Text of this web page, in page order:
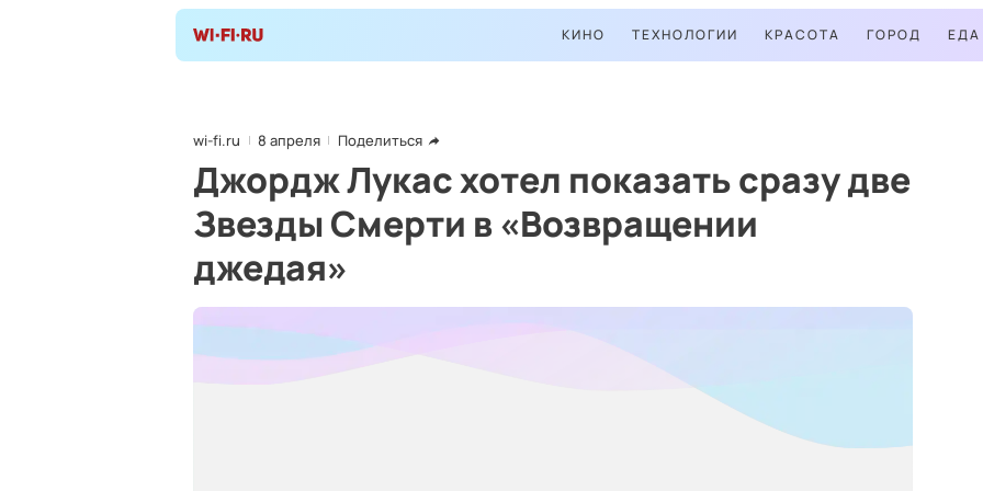
КИНО ТЕХНОЛОГИИ КРАСОТА ГОРОД ЕДА
wi-fi.ru 8 апреля Поделиться
Джордж Лукас хотел показать сразу две
Звезды Смерти в «Возвращении
джедая»